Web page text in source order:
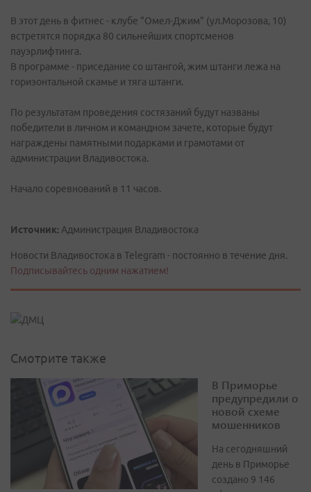
В этот день в фитнес - клубе "Омел-Джим" (ул.Морозова, 10)
встретятся порядка 80 сильнейших спортсменов
пауэрлифтинга.
В программе - приседание со штангой, жим штанги лежа на
горизонтальной скамье и тяга штанги.
По результатам проведения состязаний будут названы
победители в личном и командном зачете, которые будут
награждены памятными подарками и грамотами от
администрации Владивостока.
Начало соревнований в 11 часов.
Источник: Администрация Владивостока
Новости Владивостока в Telegram - постоянно в течение дня.
Подписывайтесь одним нажатием!
Смотрите также
В Приморье
предупредили о
новой схеме
мошенников
На сегодняшний
день в Приморье
создано 9 146